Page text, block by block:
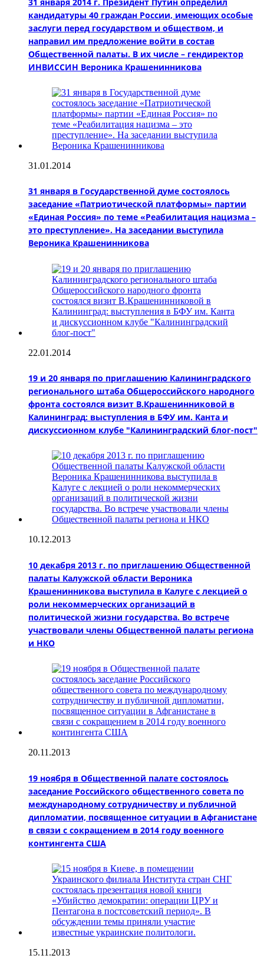
кандидатуры 40 граждан России, имеющих особые
заслуги перед государством и обществом, и
направил им предложение войти в состав
Общественной палаты. В их числе – гендиректор
ИНВИССИН Вероника Крашенинникова
31.01.2014
31 января в Государственной думе состоялось
заседание «Патриотической платформы» партии
«Единая Россия» по теме «Реабилитация нацизма –
это преступление». На заседании выступила
Вероника Крашенинникова
22.01.2014
19 и 20 января по приглашению Калининградского
регионального штаба Общероссийского народного
фронта состоялся визит В.Крашенинниковой в
Калининград: выступления в БФУ им. Канта и
дискуссионном клубе "Калининградский блог-пост"
10.12.2013
10 декабря 2013 г. по приглашению Общественной
палаты Калужской области Вероника
Крашенинникова выступила в Калуге с лекцией о
роли некоммерческих организаций в
политической жизни государства. Во встрече
участвовали члены Общественной палаты региона
и НКО
20.11.2013
19 ноября в Общественной палате состоялось
заседание Российского общественного совета по
международному сотрудничеству и публичной
дипломатии, посвященное ситуации в Афганистане
в связи с сокращением в 2014 году военного
контингента США
15.11.2013